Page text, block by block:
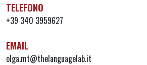
TELEFONO
+39 340 3959627
EMAIL
olga.mt@thelanguagelab.it